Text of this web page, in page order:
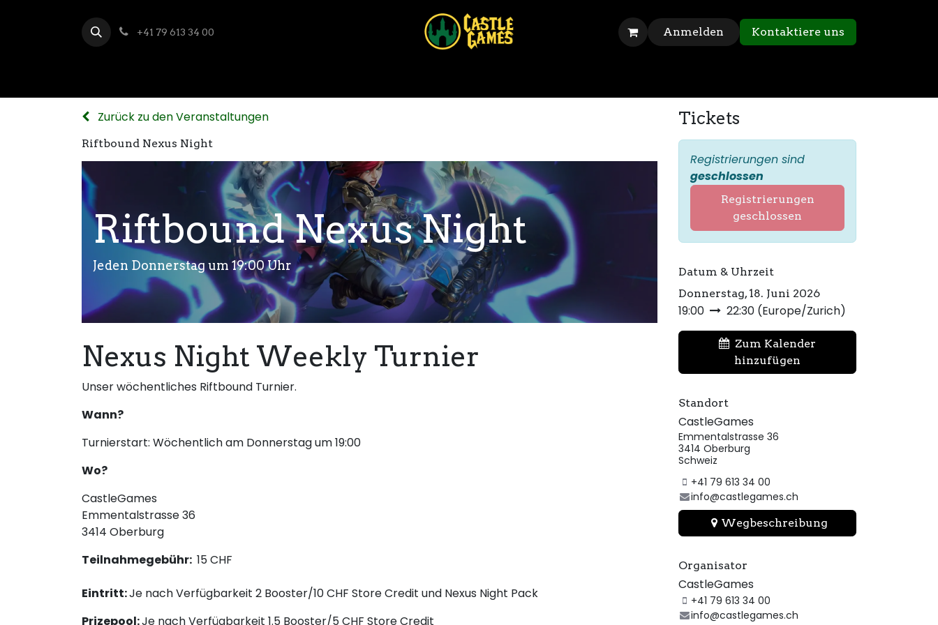
+41 79 613 34 00 Anmelden Kontaktiere uns
Zurück zu den Veranstaltungen
Riftbound Nexus Night
Riftbound Nexus Night
Jeden Donnerstag um 19:00 Uhr
Nexus Night Weekly Turnier
Unser wöchentliches Riftbound Turnier.
Wann?
Turnierstart: Wöchentlich am Donnerstag um 19:00
Wo?
CastleGames
Emmentalstrasse 36
3414 Oberburg
Teilnahmegebühr: 15 CHF
Eintritt:Je nach Verfügbarkeit 2 Booster/10 CHF Store Credit und Nexus Night Pack
Prizepool:Je nach Verfügbarkeit 1.5 Booster/5 CHF Store Credit
Tickets
Registrierungen sind
geschlossen
Registrierungen
geschlossen
Datum & Uhrzeit
Donnerstag, 18. Juni 2026
19:00 22:30 (Europe/Zurich)
Zum Kalender
hinzufügen
Standort
CastleGames
Emmentalstrasse 36
3414 Oberburg
Schweiz
+41 79 613 34 00
info@castlegames.ch
Wegbeschreibung
Organisator
CastleGames
+41 79 613 34 00
info@castlegames.ch